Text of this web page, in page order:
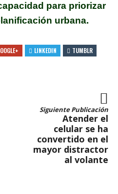
para priorizar
urbana.
LINKEDIN
TUMBLR
Siguiente Publicación
Atender el
celular se ha
convertido en el
mayor distractor
al volante